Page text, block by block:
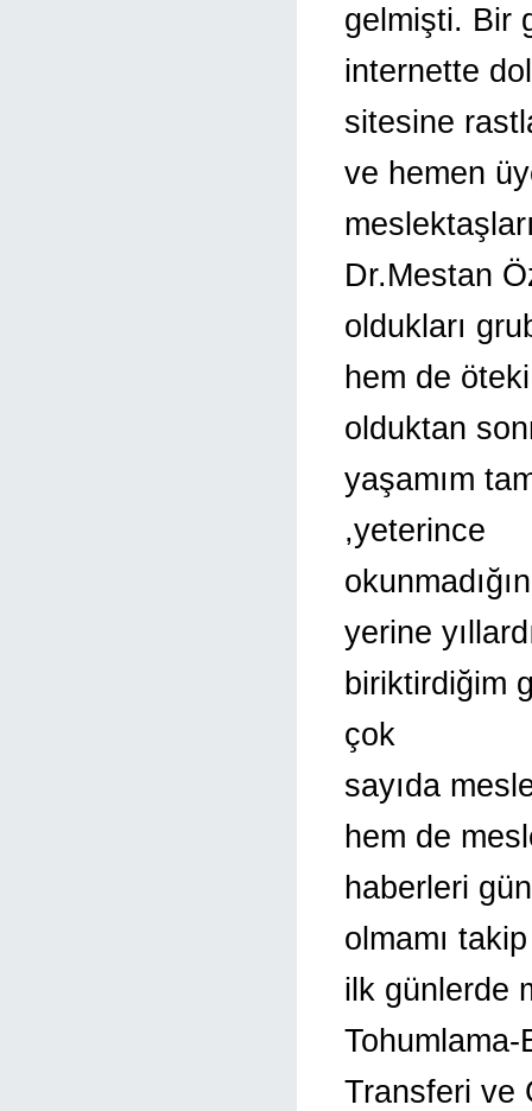
gelmişti. Bir
internette
sitesine
ve hemen
Dr.Mestan
oldukları
hem de
olduktan
yaşamım
,yeterince
yerine
biriktirdiğim
çok
sayıda
hem de
haberleri
olmamı
ilk günlerde
Tohumlama-
Transferi ve